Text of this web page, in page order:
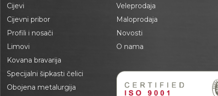
Cijevi
Cijevni pribor
Profili i nosači
Limovi
Kovana bravarija
Specijalni šipkasti čelici
Obojena metalurgija
Veleprodaja
Maloprodaja
Novosti
O nama